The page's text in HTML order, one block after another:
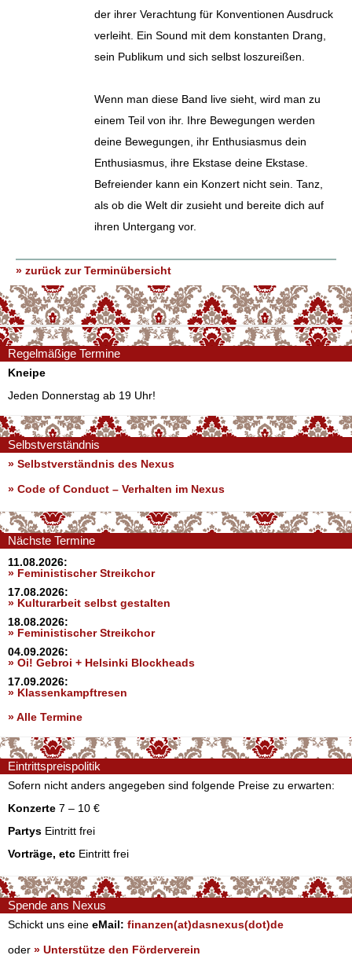
der ihrer Verachtung für Konventionen Ausdruck
verleiht. Ein Sound mit dem konstanten Drang,
sein Publikum und sich selbst loszureißen.
Wenn man diese Band live sieht, wird man zu
einem Teil von ihr. Ihre Bewegungen werden
deine Bewegungen, ihr Enthusiasmus dein
Enthusiasmus, ihre Ekstase deine Ekstase.
Befreiender kann ein Konzert nicht sein. Tanz,
als ob die Welt dir zusieht und bereite dich auf
ihren Untergang vor.
» zurück zur Terminübersicht
Regelmäßige Termine
Kneipe
Jeden Donnerstag ab 19 Uhr!
Selbstverständnis
» Selbstverständnis des Nexus
» Code of Conduct – Verhalten im Nexus
Nächste Termine
11.08.2026:
» Feministischer Streikchor
17.08.2026:
» Kulturarbeit selbst gestalten
18.08.2026:
» Feministischer Streikchor
04.09.2026:
» Oi! Gebroi + Helsinki Blockheads
17.09.2026:
» Klassenkampftresen
» Alle Termine
Eintrittspreispolitik
Sofern nicht anders angegeben sind folgende Preise zu erwarten:
Konzerte 7 – 10 €
Partys Eintritt frei
Vorträge, etc Eintritt frei
Spende ans Nexus
Schickt uns eine eMail: finanzen(at)dasnexus(dot)de
oder » Unterstütze den Förderverein